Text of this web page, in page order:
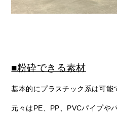
■粉砕できる素材
基本的にプラスチック系は可能
元々はPE、PP、PVCパイプや